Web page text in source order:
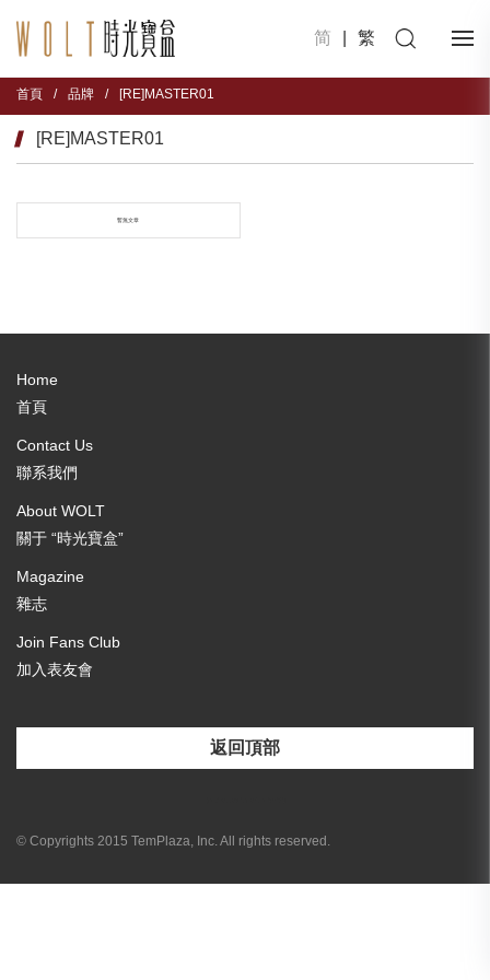
简 繁
首頁 / 品牌 / [RE]MASTER01
[RE]MASTER01
暫無文章
Home
首頁
Contact Us
聯系我們
About WOLT
關于 “時光寶盒”
Magazine
雜志
Join Fans Club
加入表友會
返回頂部
© Copyrights 2015 TemPlaza, Inc. All rights reserved.